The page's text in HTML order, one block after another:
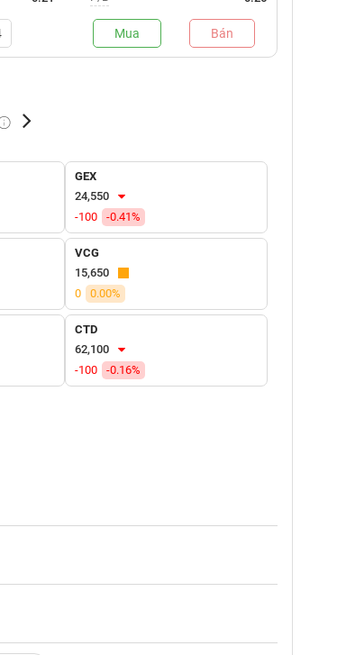
Mua Bán
Tự doanh mua
GEX
24,550
-100
-0.41%
VCG
15,650
0
0.00%
CTD
62,100
-100
-0.16%